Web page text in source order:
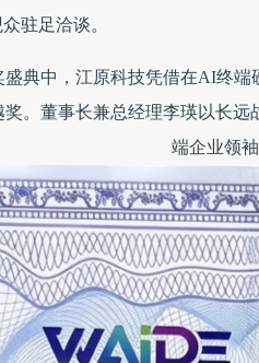
驻足洽谈。
典中，江原科技凭借在AI终
。董事长兼总经理李瑛以长
端企业领袖